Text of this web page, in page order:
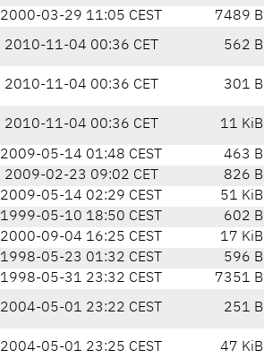
2000-03-29 11:05 CEST
7489 B
2010-11-04 00:36 CET 562 B
2010-11-04 00:36 CET 301 B
2010-11-04 00:36 CET 11 KiB
2009-05-14 01:48 CEST
463 B
2009-02-23 09:02 CET
826 B
2009-05-14 02:29 CEST
51 KiB
1999-05-10 18:50 CEST
602 B
2000-09-04 16:25 CEST
17 KiB
1998-05-23 01:32 CEST
596 B
1998-05-31 23:32 CEST
7351 B
2004-05-01 23:22 CEST 251 B
2004-05-01 23:25 CEST 47 KiB